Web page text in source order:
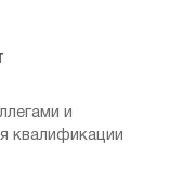
и
квалификации